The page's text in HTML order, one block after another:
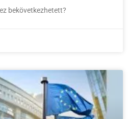
bekövetkezhetett?